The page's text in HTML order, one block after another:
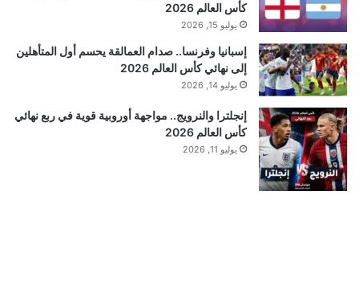
كأس العالم 2026
يوليو 15, 2026
إسبانيا وفرنسا.. صدام العمالقة يحسم أول المتأهلين
إلى نهائي كأس العالم 2026
يوليو 14, 2026
إنجلترا والنرويج.. مواجهة أوروبية قوية في ربع نهائي
كأس العالم 2026
يوليو 11, 2026